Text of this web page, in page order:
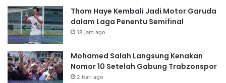
Thom Haye Kembali Jadi Motor Garuda
dalam Laga Penentu Semifinal
18 jam ago
Mohamed Salah Langsung Kenakan
Nomor 10 Setelah Gabung Trabzonspor
2 hari ago